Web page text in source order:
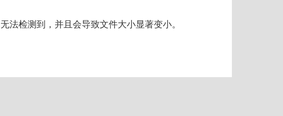
法检测到，并且会导致文件大小显著变小。